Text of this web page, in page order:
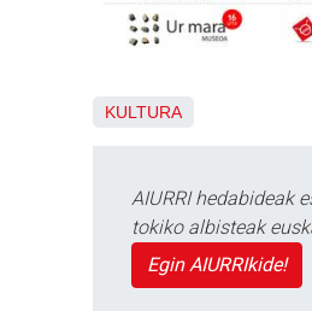
KULTURA
AIURRI hedabideak
tokiko albisteak
Egin AIURRIkide!